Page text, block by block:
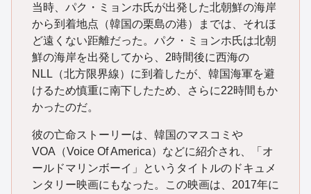
当時、パク・ミョンホ氏が出発した北朝鮮の海岸
から到着地点（韓国の栗島の港）までは、それほ
ど遠くない距離だった。パク・ミョンホ氏は北朝
鮮の海岸を出発してから、2時間後に西海の
NLL（北方限界線）に到着したが、韓国海軍を避
けるため慎重に南下したため、さらに22時間もか
かったのだ。
彼の亡命ストーリーは、韓国のマスコミや
VOA（Voice Of America）などに紹介され、「オ
ールドマリンボーイ」というタイトルのドキュメ
ンタリー映画にもなった。この映画は、2017年に